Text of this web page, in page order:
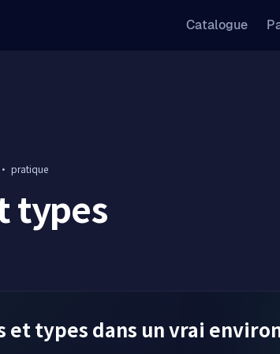
Catalogue
· pratique
types
types dans un vrai